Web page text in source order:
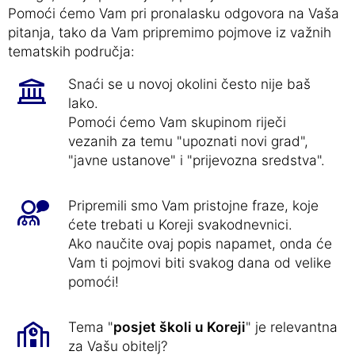
Pomoći ćemo Vam pri pronalasku odgovora na Vaša
pitanja, tako da Vam pripremimo pojmove iz važnih
tematskih područja:
Snaći se u novoj okolini često nije baš
lako.
Pomoći ćemo Vam skupinom riječi
vezanih za temu "upoznati novi grad",
"javne ustanove" i "prijevozna sredstva".
Pripremili smo Vam pristojne fraze, koje
ćete trebati u Koreji svakodnevnici.
Ako naučite ovaj popis napamet, onda će
Vam ti pojmovi biti svakog dana od velike
pomoći!
Tema "posjet školi u Koreji" je relevantna
za Vašu obitelj?